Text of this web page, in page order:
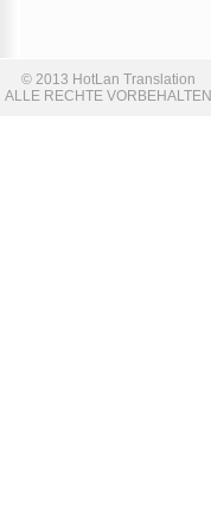
© 2013 HotLan Translation
ALLE RECHTE VORBEHALTEN